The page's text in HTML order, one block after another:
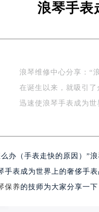
浪琴手表
浪琴维修中心分享：“
在诞生以来，就吸引
迅速使浪琴手表成为
办（手表走快的原因）”
手表成为世界上的奢侈手
保养的技师为大家分享一